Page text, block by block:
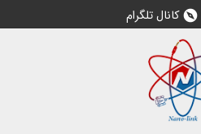
explore کانال تلگرام